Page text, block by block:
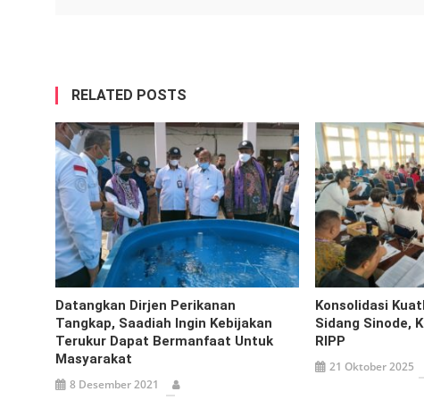
RELATED POSTS
Datangkan Dirjen Perikanan
Tangkap, Saadiah Ingin Kebijakan
Terukur Dapat Bermanfaat Untuk
Masyarakat
8 Desember 2021
Konsolidasi
Sidang Sinode,
RIPP
21 Oktober 2025